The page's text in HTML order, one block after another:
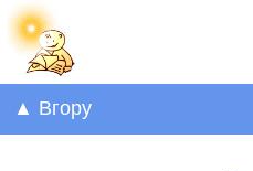
▲ Вгору